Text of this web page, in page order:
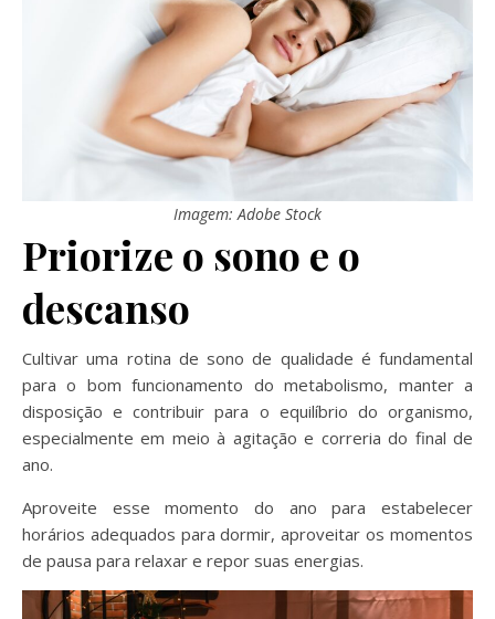
Imagem: Adobe Stock
Priorize o sono e o
descanso
Cultivar uma rotina de sono de qualidade é fundamental
para o bom funcionamento do metabolismo, manter a
disposição e contribuir para o equilíbrio do organismo,
especialmente em meio à agitação e correria do final de
ano.
Aproveite esse momento do ano para estabelecer
horários adequados para dormir, aproveitar os momentos
de pausa para relaxar e repor suas energias.